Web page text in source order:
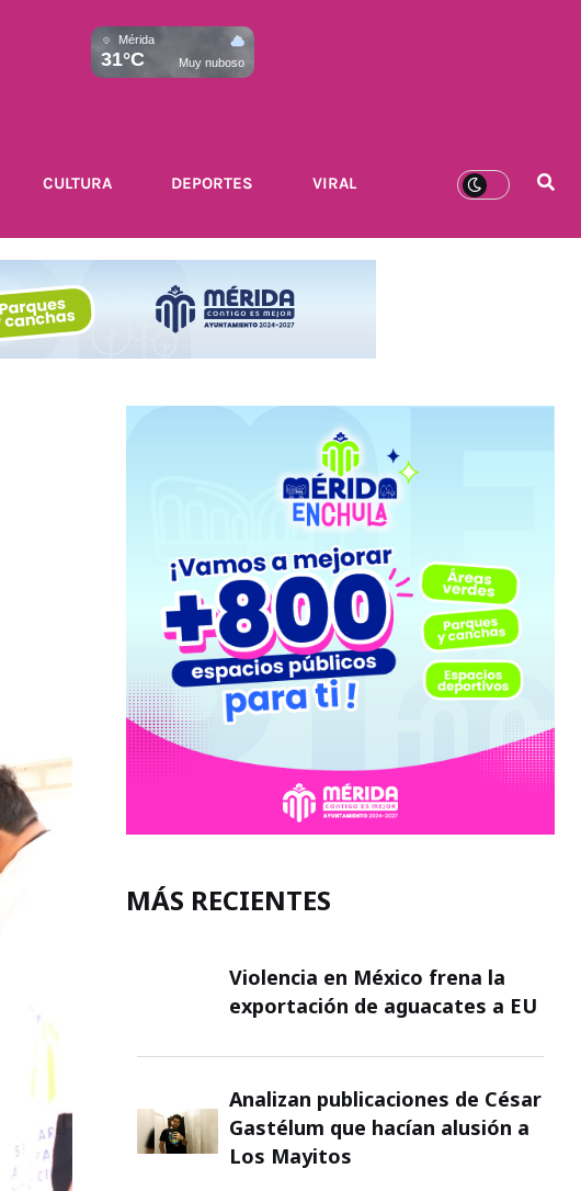
Mérida
31°C Muy nuboso
CULTURA DEPORTES VIRAL
MÁS RECIENTES
Violencia en México frena la
exportación de aguacates a EU
Analizan publicaciones de César
Gastélum que hacían alusión a
Los Mayitos